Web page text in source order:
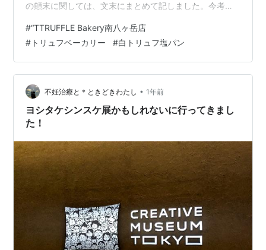
の顛末に関しては、文末にまとめて記しました。今考え
ンガ造りのゲート ベーカリーらしからぬ広大な敷地を占
有する建物群 こちらはカフェスペースになります。 開店
30分前、一旦カフェ店内に通されオープンまでここで待
ちました。 朝、頑張って伺ったおかげで本日の２組目の
客となりました。 周囲は森林 パンを作るにあたって必要
不可欠な「水…
#“TTRUFFLE Bakery南八ヶ岳店
# トリュフベーカリー #白トリュフ塩パン
不妊治療と＊ときどきわたし • 1年前
ヨシタケシンスケ展かもしれないに行ってきまし
た！